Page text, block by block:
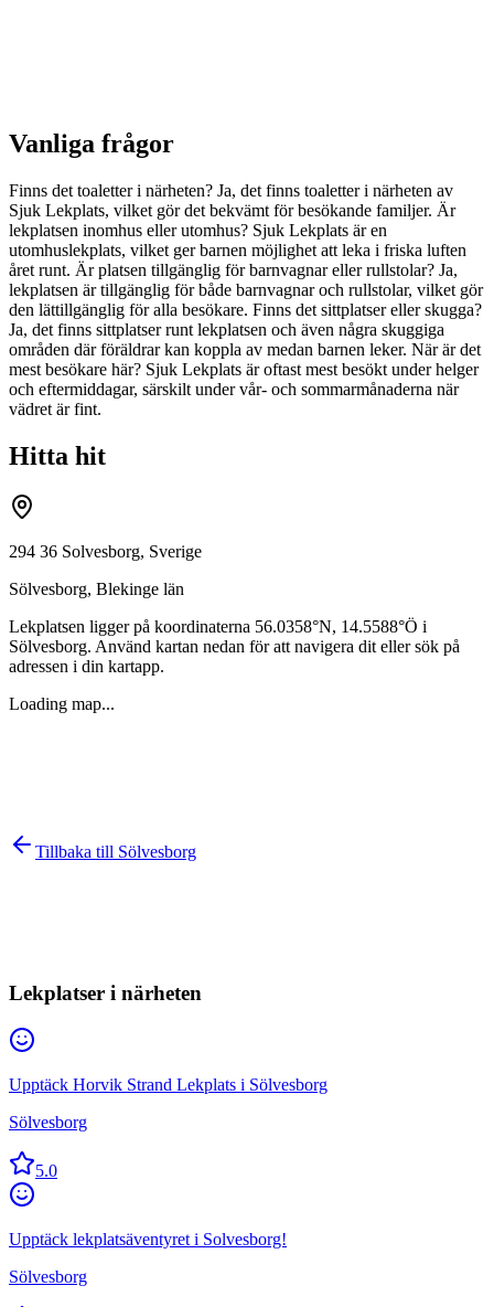
Vanliga frågor
Finns det toaletter i närheten? Ja, det finns toaletter i närheten av
Sjuk Lekplats, vilket gör det bekvämt för besökande familjer. Är
lekplatsen inomhus eller utomhus? Sjuk Lekplats är en
utomhuslekplats, vilket ger barnen möjlighet att leka i friska luften
året runt. Är platsen tillgänglig för barnvagnar eller rullstolar? Ja,
lekplatsen är tillgänglig för både barnvagnar och rullstolar, vilket gör
den lättillgänglig för alla besökare. Finns det sittplatser eller skugga?
Ja, det finns sittplatser runt lekplatsen och även några skuggiga
områden där föräldrar kan koppla av medan barnen leker. När är det
mest besökare här? Sjuk Lekplats är oftast mest besökt under helger
och eftermiddagar, särskilt under vår- och sommarmånaderna när
vädret är fint.
Hitta hit
294 36 Solvesborg, Sverige
Sölvesborg, Blekinge län
Lekplatsen ligger på koordinaterna 56.0358°N, 14.5588°Ö i
Sölvesborg. Använd kartan nedan för att navigera dit eller sök på
adressen i din kartapp.
Loading map...
Tillbaka till Sölvesborg
Lekplatser i närheten
Upptäck Horvik Strand Lekplats i Sölvesborg
Sölvesborg
5.0
Upptäck lekplatsäventyret i Solvesborg!
Sölvesborg